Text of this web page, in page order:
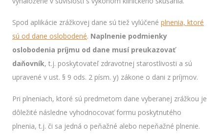
Spod aplikácie zrážkovej dane sú tiež vylúčené plnenia, ktoré
sú od dane oslobodené. Naplnenie podmienky
oslobodenia príjmu od dane musí preukazovať
daňovník, t.j. poskytovateľ zdravotnej starostlivosti a sú
upravené v ust. § 9 ods. 2 písm. y) zákone o dani z príjmov.
Pri plneniach, ktoré sú predmetom dane vyberanej zrážkou je
dôležité následne vyhodnocovať formu poskytnutého
plnenia, t.j. či sa jedná o peňažné alebo nepeňažné plnenie.